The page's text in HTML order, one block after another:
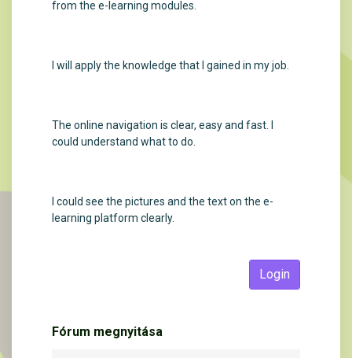
from the e-learning modules.
I will apply the knowledge that I gained in my job.
The online navigation is clear, easy and fast. I
could understand what to do.
I could see the pictures and the text on the e-
learning platform clearly.
Login
Fórum megnyitása